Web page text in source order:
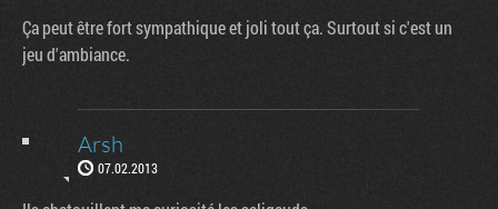
Ça peut être fort sympathique et joli tout ça. Surtout si c'est un
jeu d'ambiance.
Arsh
07.02.2013